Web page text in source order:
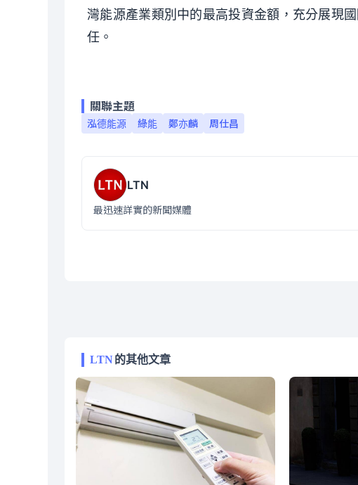
灣能源產業類別中的最高投資金額，充分展現
任。
關聯主題
泓德能源 綠能 鄭亦麟 周仕昌
LTN
最迅速詳實的新聞媒體
LTN的其他文章